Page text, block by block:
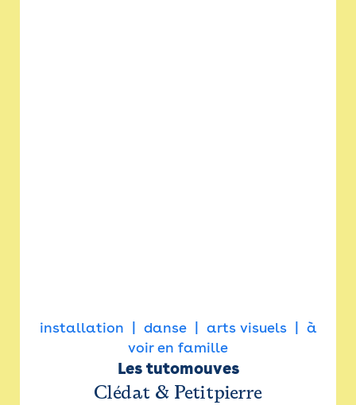
installation danse arts visuels
à
voir en famille
Les tutomouves
Clédat & Petitpierre